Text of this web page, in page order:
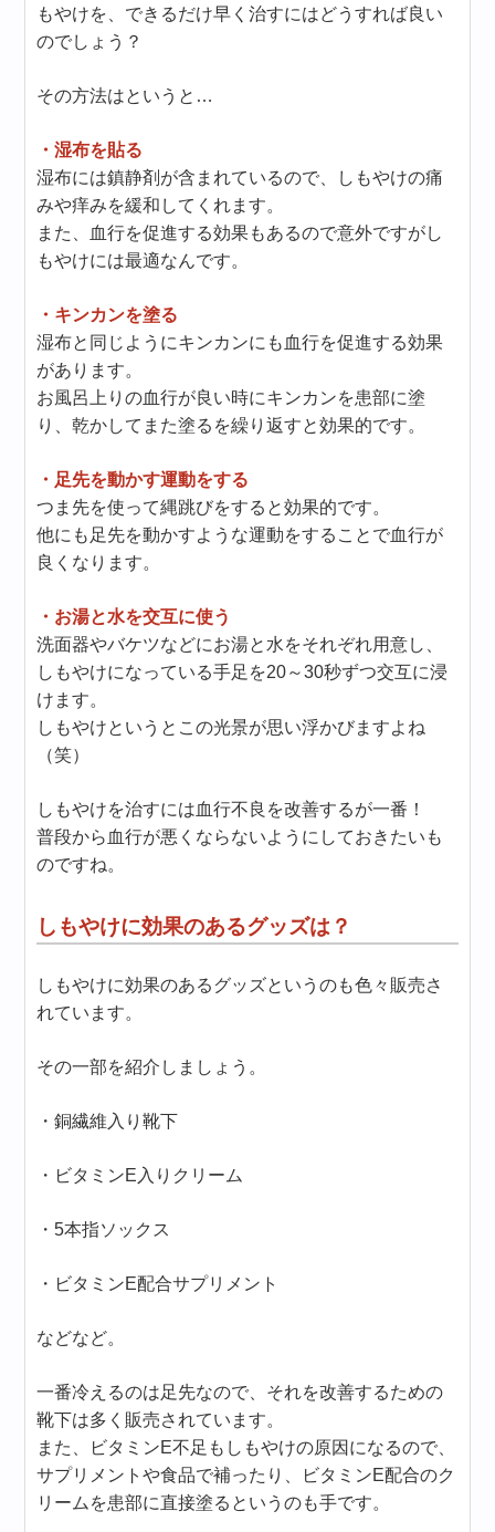
もやけを、できるだけ早く治すにはどうすれば良い
のでしょう？
その方法はというと…
・湿布を貼る
湿布には鎮静剤が含まれているので、しもやけの痛
みや痒みを緩和してくれます。
また、血行を促進する効果もあるので意外ですがし
もやけには最適なんです。
・キンカンを塗る
湿布と同じようにキンカンにも血行を促進する効果
があります。
お風呂上りの血行が良い時にキンカンを患部に塗
り、乾かしてまた塗るを繰り返すと効果的です。
・足先を動かす運動をする
つま先を使って縄跳びをすると効果的です。
他にも足先を動かすような運動をすることで血行が
良くなります。
・お湯と水を交互に使う
洗面器やバケツなどにお湯と水をそれぞれ用意し、
しもやけになっている手足を20～30秒ずつ交互に浸
けます。
しもやけというとこの光景が思い浮かびますよね
（笑）
しもやけを治すには血行不良を改善するが一番！
普段から血行が悪くならないようにしておきたいも
のですね。
しもやけに効果のあるグッズは？
しもやけに効果のあるグッズというのも色々販売さ
れています。
その一部を紹介しましょう。
・銅繊維入り靴下
・ビタミンE入りクリーム
・5本指ソックス
・ビタミンE配合サプリメント
などなど。
一番冷えるのは足先なので、それを改善するための
靴下は多く販売されています。
また、ビタミンE不足もしもやけの原因になるので、
サプリメントや食品で補ったり、ビタミンE配合のク
リームを患部に直接塗るというのも手です。